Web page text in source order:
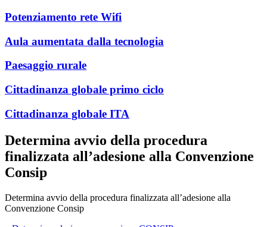
Potenziamento rete Wifi
Aula aumentata dalla tecnologia
Paesaggio rurale
Cittadinanza globale primo ciclo
Cittadinanza globale ITA
Determina avvio della procedura
finalizzata all’adesione alla Convenzione
Consip
Determina avvio della procedura finalizzata all’adesione alla
Convenzione Consip